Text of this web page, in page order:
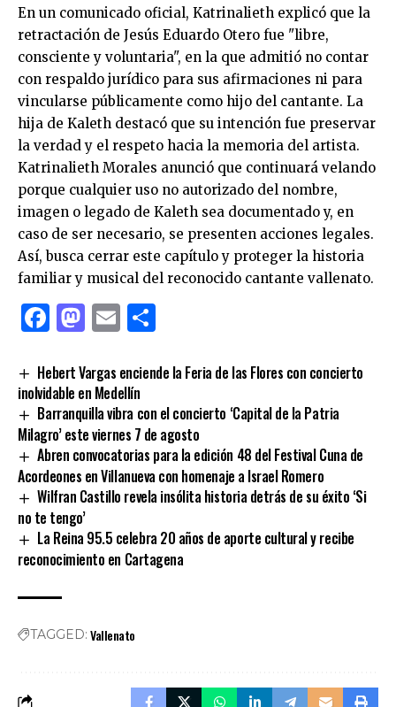
En un comunicado oficial, Katrinalieth explicó que la
retractación de Jesús Eduardo Otero fue "libre,
consciente y voluntaria", en la que admitió no contar
con respaldo jurídico para sus afirmaciones ni para
vincularse públicamente como hijo del cantante. La
hija de Kaleth destacó que su intención fue preservar
la verdad y el respeto hacia la memoria del artista.
Katrinalieth Morales anunció que continuará velando
porque cualquier uso no autorizado del nombre,
imagen o legado de Kaleth sea documentado y, en
caso de ser necesario, se presenten acciones legales.
Así, busca cerrar este capítulo y proteger la historia
familiar y musical del reconocido cantante vallenato.
Facebook
Mastodon
Email
Hebert Vargas enciende la Feria de las Flores con concierto
inolvidable en Medellín
Barranquilla vibra con el concierto ‘Capital de la Patria
Milagro’ este viernes 7 de agosto
Abren convocatorias para la edición 48 del Festival Cuna de
Acordeones en Villanueva con homenaje a Israel Romero
Wilfran Castillo revela insólita historia detrás de su éxito ‘Si
no te tengo’
La Reina 95.5 celebra 20 años de aporte cultural y recibe
reconocimiento en Cartagena
TAGGED: Vallenato